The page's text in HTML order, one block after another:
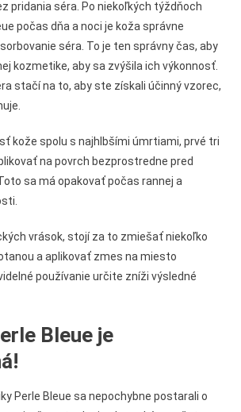
pridania séra. Po niekoľkých týždňoch
počas dňa a noci je koža správne
séra. To je ten správny čas, aby
kozmetike, aby sa zvýšila ich výkonnosť.
stačí na to, aby ste získali účinný vzorec,
kože spolu s najhlbšími úmrtiami, prvé tri
na povrch bezprostredne pred
sa má opakovať počas rannej a
vrások, stojí za to zmiešať niekoľko
a aplikovať zmes na miesto
používanie určite zníži výsledné
Bleue je
Perle Bleue sa nepochybne postarali o